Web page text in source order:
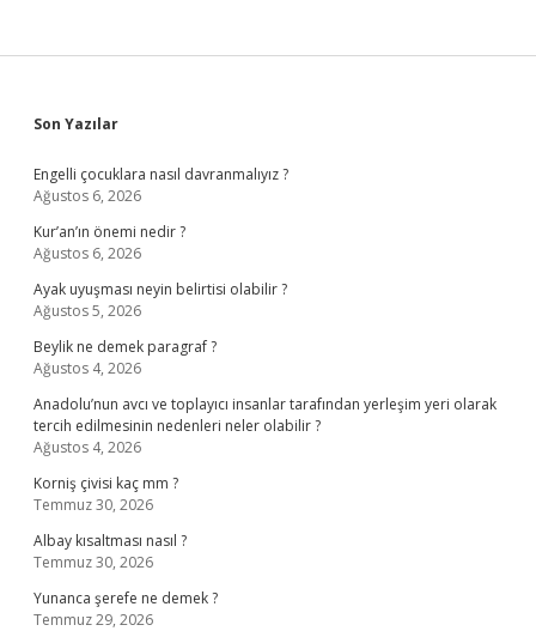
Sidebar
Son Yazılar
Engelli çocuklara nasıl davranmalıyız ?
Ağustos 6, 2026
Kur’an’ın önemi nedir ?
Ağustos 6, 2026
Ayak uyuşması neyin belirtisi olabilir ?
Ağustos 5, 2026
Beylik ne demek paragraf ?
Ağustos 4, 2026
Anadolu’nun avcı ve toplayıcı insanlar tarafından yerleşim yeri olarak
tercih edilmesinin nedenleri neler olabilir ?
Ağustos 4, 2026
Korniş çivisi kaç mm ?
Temmuz 30, 2026
Albay kısaltması nasıl ?
Temmuz 30, 2026
Yunanca şerefe ne demek ?
Temmuz 29, 2026